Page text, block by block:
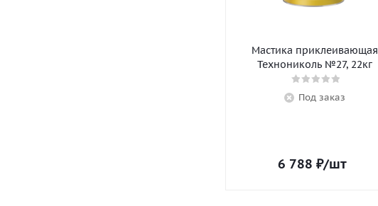
Мастика приклеивающая
Технониколь №27, 22кг
Под заказ
6 788 ₽/шт